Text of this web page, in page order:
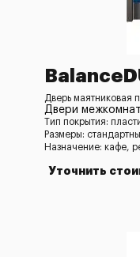
Дверь маятниковая
Двери
Тип покрытия:
Размеры:
Назначение: кафе,
Уточнить